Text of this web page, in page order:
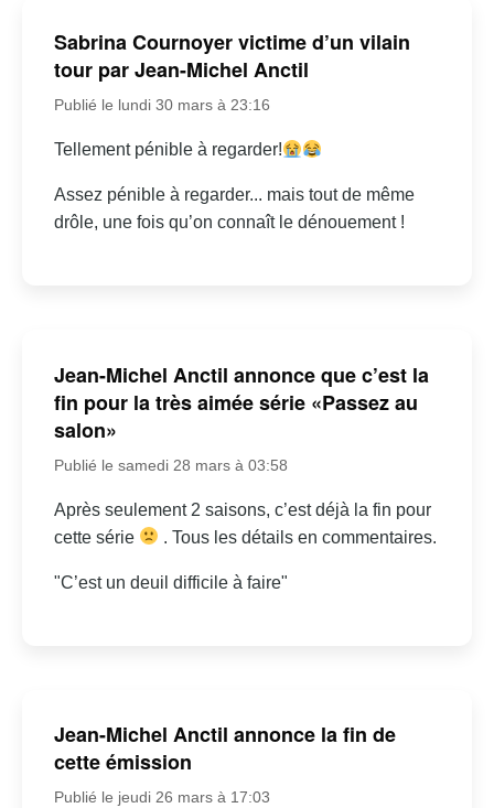
Sabrina Cournoyer victime d’un vilain
tour par Jean-Michel Anctil
Publié le lundi 30 mars à 23:16
Tellement pénible à regarder!
Assez pénible à regarder... mais tout de même
drôle, une fois qu’on connaît le dénouement !
Jean-Michel Anctil annonce que c’est la
fin pour la très aimée série «Passez au
salon»
Publié le samedi 28 mars à 03:58
Après seulement 2 saisons, c’est déjà la fin pour
cette série
. Tous les détails en commentaires.
"C’est un deuil difficile à faire"
Jean-Michel Anctil annonce la fin de
cette émission
Publié le jeudi 26 mars à 17:03